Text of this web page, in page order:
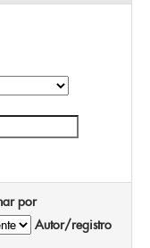
por
Autor/registro